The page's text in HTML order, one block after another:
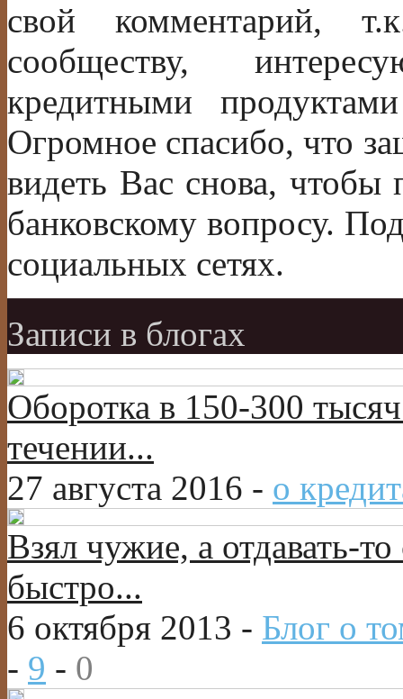
свой комментарий,
сообществу,
кредитными
Огромное спасибо, что
видеть Вас снова, чтобы
банковскому вопросу.
социальных сетях.
Записи в блогах
Оборотка в 150-300
течении...
27 августа 2016 - о
Взял чужие, а отдавать-
быстро...
6 октября 2013 - Блог о
- 9 - 0